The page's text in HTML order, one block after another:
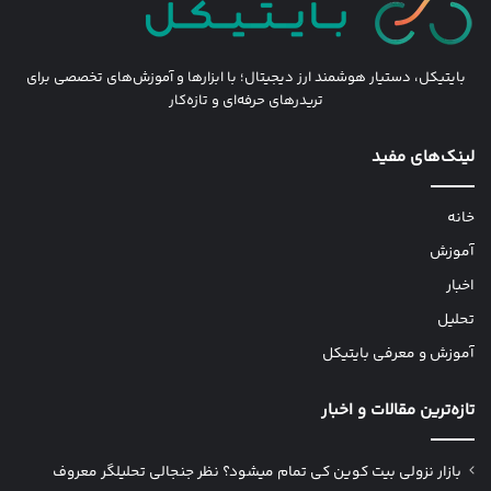
بایتیکل، دستیار هوشمند ارز دیجیتال؛ با ابزارها و آموزش‌های تخصصی برای
تریدرهای حرفه‌ای و تازه‌کار
لینک‌های مفید
خانه
آموزش
اخبار
تحلیل
آموزش و معرفی بایتیکل
تازه‌ترین مقالات و اخبار
بازار نزولی بیت کوین کی تمام میشود؟ نظر جنجالی تحلیلگر معروف